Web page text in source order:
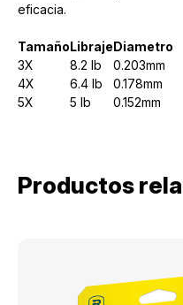
eficacia.
TamañoLibrajeDiametro
3X
8.2 lb
0.203mm
4X
6.4 lb
0.178mm
5X
5 lb 0.152mm
Productos